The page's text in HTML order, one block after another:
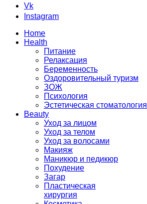
Vk
Instagram
Home
Health
Питание
Релаксация
Беременность
Оздоровительный туризм
ЗОЖ
Психология
Эстетическая стоматология
Beauty
Уход за лицом
Уход за телом
Уход за волосами
Макияж
Маникюр и педикюр
Похудение
Загар
Пластическая
хирургия